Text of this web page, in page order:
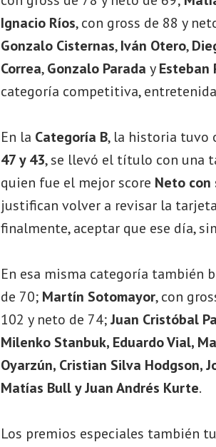
Ignacio Ríos, con gross de 88 y
Gonzalo Cisternas,Iván Otero,
Correa,Gonzalo Parada yEsteban
categoría competitiva,
En la Categoría B, la historia tuvo
47 y 43, se llevó el título con una
quien fue el mejor score Neto con
justifican volver a revisar la
finalmente, aceptar que ese día,
En esa misma categoría también
de 70; Martín Sotomayor, con
102 y neto de 74;Juan Cristóbal
Milenko Stanbuk, Eduardo Vial,
Oyarzún, Cristian Silva Hodgson,
Matías Bull y Juan Andrés Kurte.
Los premios especiales también